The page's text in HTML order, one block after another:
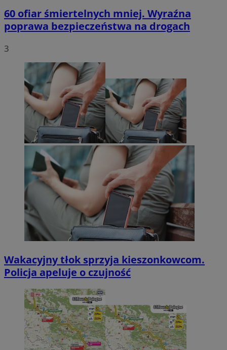
60 ofiar śmiertelnych mniej. Wyraźna
poprawa bezpieczeństwa na drogach
3
Wakacyjny tłok sprzyja kieszonkowcom.
Policja apeluje o czujność